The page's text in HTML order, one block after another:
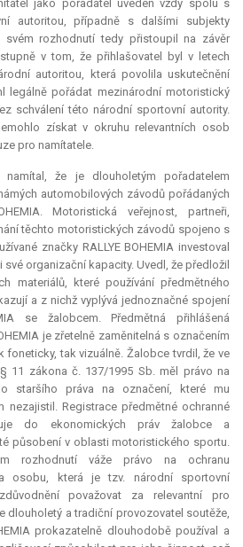
jako pořadatel uveden vždy spolu s
autoritou, případně s dalšími subjekty
svém rozhodnutí tedy přistoupil na závěr
v tom, že přihlašovatel byl v letech
autoritou, která povolila uskutečnění
legálně pořádat mezinárodní motoristický
schválení této národní sportovní autority.
získat v okruhu relevantních osob
pro namítatele.
že je dlouholetým pořadatelem
automobilových závodů pořádaných
. Motoristická veřejnost, partneři,
těchto motoristických závodů spojeno s
značky RALLYEBOHEMIA investoval
organizační kapacity. Uvedl, že předložil
materiálů, které používání předmětného
a z nichž vyplývá jednoznačné spojení
se žalobcem. Předmětná přihlášená
je zřetelně zaměnitelná s označením
foneticky, tak vizuálně. Žalobce tvrdil, že ve
11 zákona č. 137/1995 Sb. měl právo na
staršího práva na označení, které mu
nezajistil. Registrace předmětné ochranné
do ekonomických práv žalobce a
působení v oblasti motoristického sportu.
rozhodnutí váže právo na ochranu
osobu, která je tzv. národní sportovní
považovat zarelevantní pro
dlouholetý a tradiční provozovatel soutěže,
prokazatelně dlouhodobě používal a